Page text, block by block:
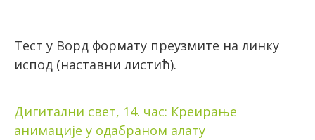
Тест у Ворд формату преузмите на линку
испод (наставни листић).
Дигитални свет, 14. час: Креирање
анимације у одабраном алату